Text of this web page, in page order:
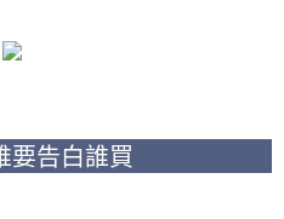
要告白誰買